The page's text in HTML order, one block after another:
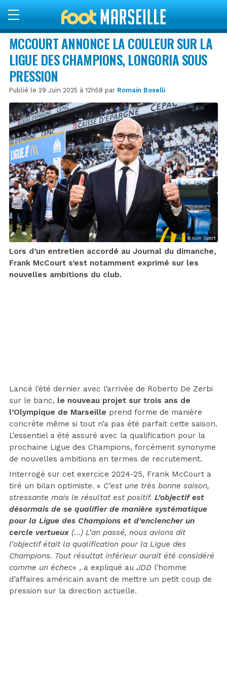
MCCOURT ANNONCE LA COULEUR SUR LA
LIGUE DES CHAMPIONS, LONGORIA SOUS
PRESSION
Publié le 29 Juin 2025 à 12h58 par Romain Boselli
© Icon Sport
Lors d’un entretien accordé au Journal du dimanche,
Frank McCourt s’est notamment exprimé sur les
nouvelles ambitions du club.
Lancé l’été dernier avec l’arrivée de Roberto De Zerbi
sur le banc, le nouveau projet sur trois ans de
l’Olympique de Marseille prend forme de manière
concrète même si tout n’a pas été parfait cette saison.
L’essentiel a été assuré avec la qualification pour la
prochaine Ligue des Champions, forcément synonyme
de nouvelles ambitions en termes de recrutement.
Interrogé sur cet exercice 2024-25, Frank McCourt a
tiré un bilan optimiste. « C’est une très bonne saison,
stressante mais le résultat est positif. L’objectif est
désormais de se qualifier de manière systématique
pour la Ligue des Champions et d’enclencher un
cercle vertueux (…) L’an passé, nous avions dit
l’objectif était la qualification pour la Ligue des
Champions. Tout résultat inférieur aurait été considéré
comme un échec« , a expliqué au JDD l’homme
d’affaires américain avant de mettre un petit coup de
pression sur la direction actuelle.